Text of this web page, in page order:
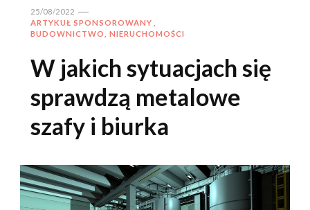
25/08/2022
ARTYKUŁ SPONSOROWANY
BUDOWNICTWO, NIERUCHOMOŚCI
W jakich sytuacjach się
sprawdzą metalowe
szafy i biurka